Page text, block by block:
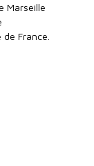
Marseille
France.